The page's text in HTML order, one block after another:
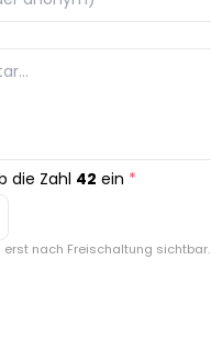
die Zahl 42 ein *
erst nach Freischaltung sichtbar.